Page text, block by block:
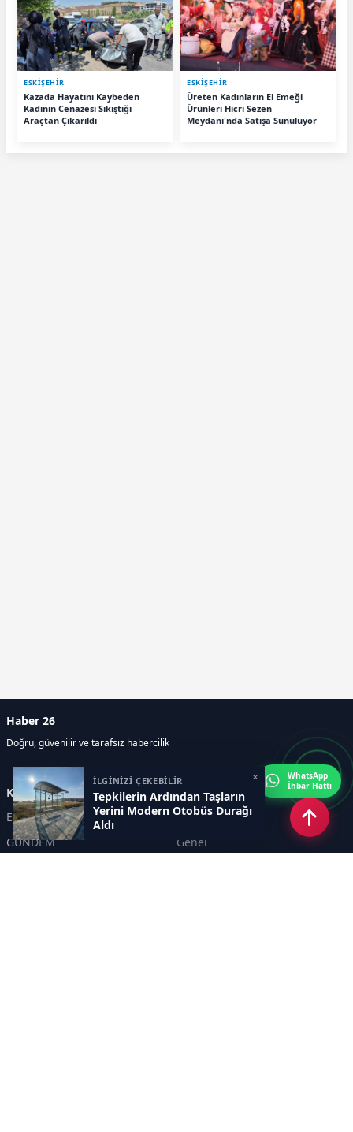
ESKIŞEHIR
Kazada Hayatını Kaybeden
Kadının Cenazesi Sıkıştığı
Araçtan Çıkarıldı
ESKIŞEHIR
Üreten Kadınların El Emeği
Ürünleri Hicri Sezen
Meydanı'nda Satışa Sunuluyor
İLGİNİZİ ÇEKEBİLİR
Tepkilerin Ardından Taşların
Yerini Modern Otobüs Durağı
Aldı
×
Haber 26
Doğru, güvenilir ve tarafsız habercilik
Kategoriler
Eskişehir
SPOR
GÜNDEM
Genel
WhatsApp
İhbar Hattı